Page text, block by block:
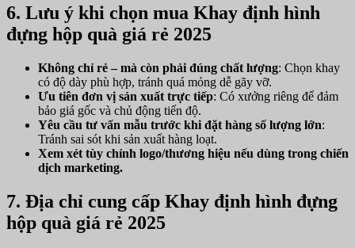
6. Lưu ý khi chọn mua Khay định hình
đựng hộp quà giá rẻ 2025
Không chỉ rẻ – mà còn phải đúng chất lượng: Chọn khay
có độ dày phù hợp, tránh quá mỏng dễ gãy vỡ.
Ưu tiên đơn vị sản xuất trực tiếp: Có xưởng riêng để đảm
bảo giá gốc và chủ động tiến độ.
Yêu cầu tư vấn mẫu trước khi đặt hàng số lượng lớn:
Tránh sai sót khi sản xuất hàng loạt.
Xem xét tùy chỉnh logo/thương hiệu nếu dùng trong chiến
dịch marketing.
7. Địa chỉ cung cấp Khay định hình đựng
hộp quà giá rẻ 2025